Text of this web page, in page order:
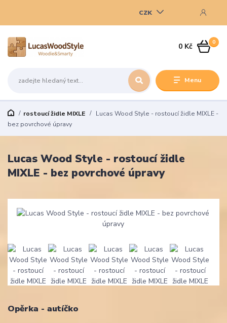
Menu
CZK
0
0 Kč
rostoucí židle MIXLE
Lucas Wood Style - rostoucí židle MIXLE -
bez povrchové úpravy
Lucas Wood Style - rostoucí židle
MIXLE - bez povrchové úpravy
Opěrka - autíčko